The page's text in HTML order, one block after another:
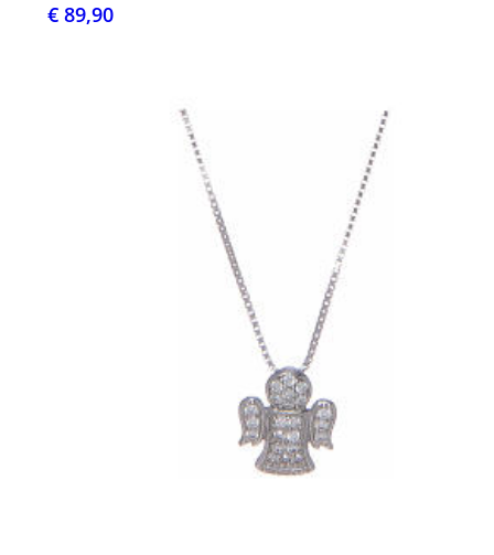
€ 89,90